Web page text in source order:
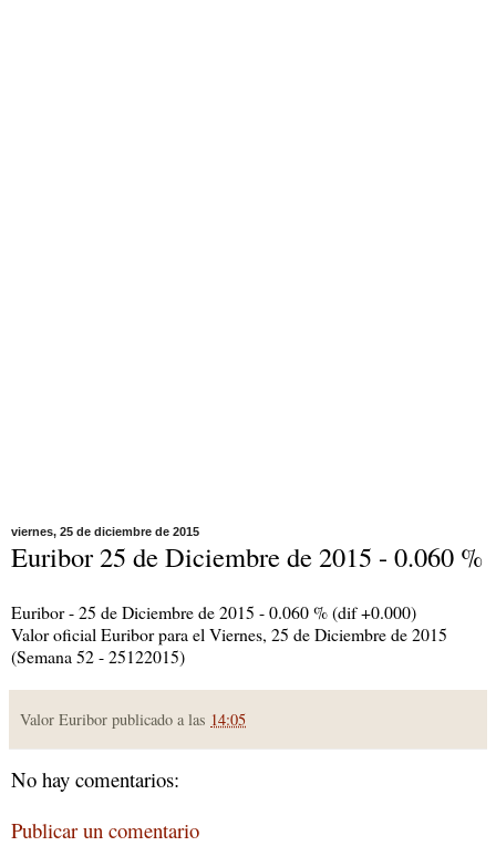
viernes, 25 de diciembre de 2015
Euribor 25 de Diciembre de 2015 - 0.060 %
Euribor - 25 de Diciembre de 2015 - 0.060 % (dif +0.000)
Valor oficial Euribor para el Viernes, 25 de Diciembre de 2015
(Semana 52 - 25122015)
Valor Euribor publicado a las 14:05
No hay comentarios:
Publicar un comentario